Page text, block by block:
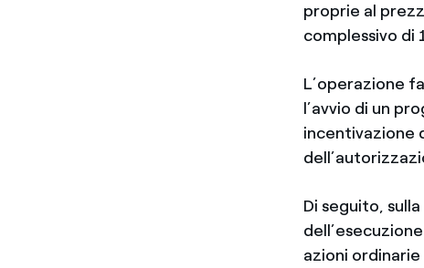
proprie al
complessivo di
L’operazione
l’avvio di un
incentivazione
Di seguito,
azioni